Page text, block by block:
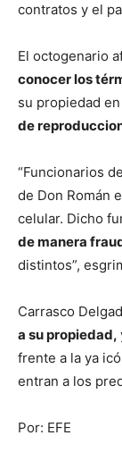
contratos y el
El octogenario
conocer los
su propiedad
de
“Funcionarios
de Don Román
celular. Dicho
de manera
distintos”,
Carrasco
a su propiedad,
frente a la ya
entran a los
Por: EFE